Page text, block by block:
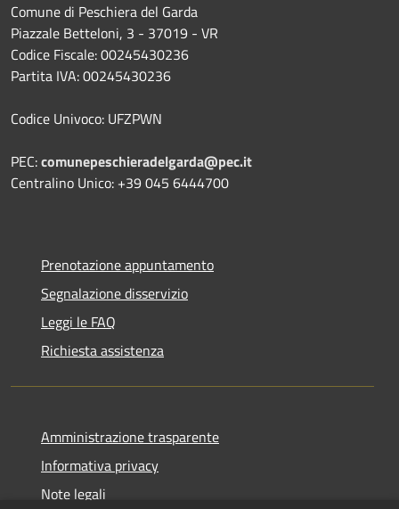
Comune di Peschiera del Garda
Piazzale Betteloni, 3 - 37019 - VR
Codice Fiscale: 00245430236
Partita IVA: 00245430236
Codice Univoco: UFZPWN
PEC:comunepeschieradelgarda@pec.it
Centralino Unico: +39 045 6444700
Prenotazione appuntamento
Segnalazione disservizio
Leggi le FAQ
Richiesta assistenza
Amministrazione trasparente
Informativa privacy
Note legali